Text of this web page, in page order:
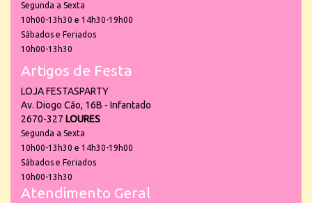
Segunda a Sexta
10h00-13h30 e 14h30-19h00
Sábados e Feriados
10h00-13h30
Artigos de Festa
LOJA FESTASPARTY
Av. Diogo Cão, 16B - Infantado
2670-327 LOURES
Segunda a Sexta
10h00-13h30 e 14h30-19h00
Sábados e Feriados
10h00-13h30
Atendimento Geral